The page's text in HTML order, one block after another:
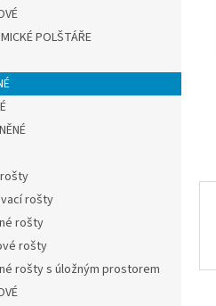
POLŠTÁŘE
rošty
rošty
rošty
rošty s úložným prostorem